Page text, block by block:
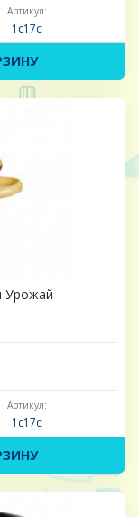
Артикул:
1с17с
Урожай
Артикул:
1с17с